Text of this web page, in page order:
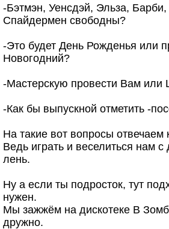
-Бэтмэн, Уенсдэй, Эльза,
Спайдермен свободны?
-Это будет День Рожденья или
Новогодний?
-Мастерскую провести Вам или
-Как бы выпускной отметить -
На такие вот вопросы
Ведь играть и веселиться нам
лень.
Ну а если ты подросток, тут
нужен.
Мы зажжём на дискотеке В
дружно.